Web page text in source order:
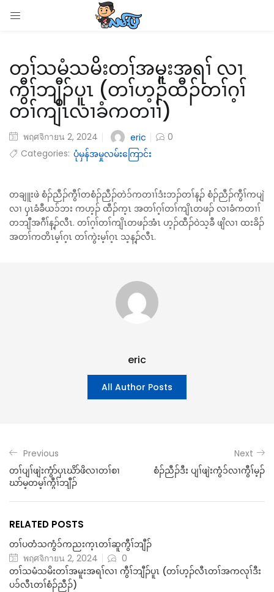
တၢ်သမံသမိးတၢ်အမူးအရၢ် လၢ
ကွီၢ်ဘျီၣ်ပူၤ (တၢ်ဟ့ၣ်ထီၣ်တၢ်ဂ့ၢ်
တၢ်ကျိၤလၢခံကတၢၢ်)
พฤศจิกายน 2, 2024 eric
0
Categories: ပုံမှန်အမှုလမ်းကြောင်း
တချူးဖဲ စံၣ်ညီၣ်ကွီၢ်တစံၣ်ညီၣ်တဲ၁်ကတၢၢ်ဒံးဘၣ်တၢ်န့ၣ် စံၣ်ညီၣ်ကွီၢ်ကပျဲ
လၢ ၦၤခံခီယ၁်ဘး ကဟ့ၣ် ထီၣ်က့ၤ အတၢ်ဂ့ၢ်တၢ်ကျိၤတဖၣ် လၢခံကတၢၢ်
တဘျီအဂီၢ်န့ၣ်လီၤ. တၢ်ဂ့ၢ်တၢ်ကျိၤတဖၣ်အံၤ ဟ့ၣ်ထီၣ်ဝဲသ့ခီ ဖျိလၢ ထးခိၣ်
အတၢ်ကတိၤမ့ၢ်ဂ့ၤ တၢ်ကွဲးမ့ၢ်ဂ့ၤ သ့န့ၣ်လီၤ.
eric
All Author Posts
Previous
တၢ်ပျၢ်ဖျဲးကွံာ်ပှၤဃိာ်ဖိလၢတၢ်စၢ
ဃာ်မ့တမ့ၢ်ကွီၢ်ဘျီၣ်
Next
စံၣ်ညီၣ်ဒီး ပျၢ်ဖျဲးကွံ၁်လၢကွီၢ်မ့ၣ်
RELATED POSTS
တၢ်ပတံသကွံ၁်ကညးက့ၤတၢ်ဆူကွီၢ်ဘျီၣ်
พฤศจิกายน 2, 2024
0
တၢ်သမံသမိးတၢ်အမူးအရၢ်လၢ ကွီၢ်ဘျီၣ်ပူၤ (တၢ်ဟ့ၣ်လီၤတၢ်အကလုၢ်ဒီး
ပ၁်လီၤတၢ်စံၣ်ညီၣ်)
Enter your username and password to login.
Remember me
Lost password?